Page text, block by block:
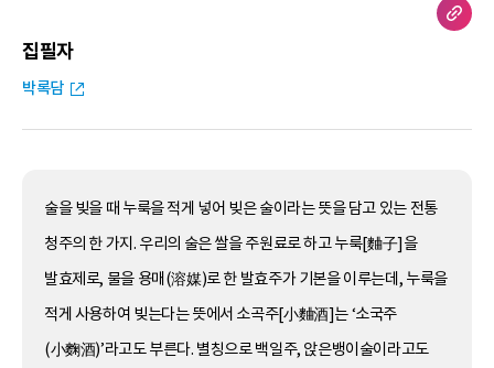
집필자
박록담
술을 빚을 때 누룩을 적게 넣어 빚은 술이라는 뜻을 담고 있는 전통
청주의 한 가지. 우리의 술은 쌀을 주원료로 하고 누룩[麯子]을
발효제로, 물을 용매(溶媒)로 한 발효주가 기본을 이루는데, 누룩을
적게 사용하여 빚는다는 뜻에서 소곡주[小麯酒]는 ‘소국주
(小麴酒)’라고도 부른다. 별칭으로 백일주, 앉은뱅이술이라고도